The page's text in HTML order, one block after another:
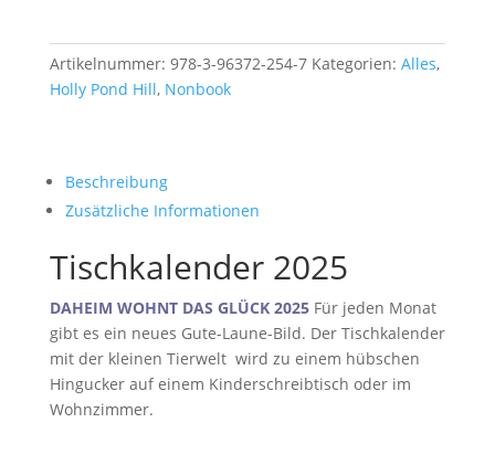
Artikelnummer: 978-3-96372-254-7 Kategorien: Alles,
Holly Pond Hill, Nonbook
Beschreibung
Zusätzliche Informationen
Tischkalender 2025
DAHEIM WOHNT DAS GLÜCK 2025 Für jeden Monat
gibt es ein neues Gute-Laune-Bild. Der Tischkalender
mit der kleinen Tierwelt wird zu einem hübschen
Hingucker auf einem Kinderschreibtisch oder im
Wohnzimmer.